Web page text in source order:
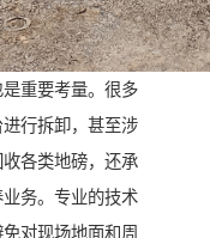
重要考量。很多
行拆卸，甚至涉
各类地磅，还承
务。专业的技术
对现场地面和周